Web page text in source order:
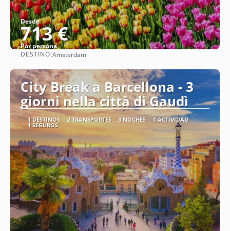
Desde
713 €
Por persona
DESTINO:Amsterdam
City Break a Barcellona - 3
giorni nella città di Gaudì
1 DESTINOS 2 TRANSPORTES 3 NOCHES 1 ACTIVIDAD
1 SEGUROS